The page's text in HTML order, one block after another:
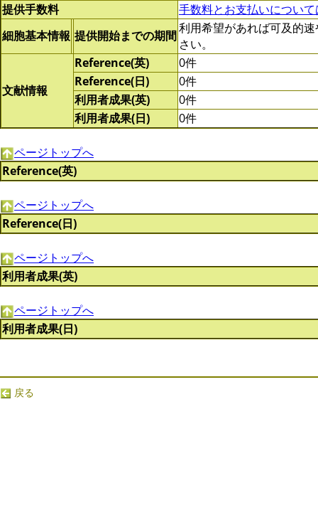
提供手数料
手数料とお支払いについ
細胞基本情報 提供開始までの期間利用希望があれば可及的
さい。
文献情報
Reference(英)
0件
Reference(日)
0件
利用者成果(英)
0件
利用者成果(日)
0件
ページトップへ
Reference(英)
ページトップへ
Reference(日)
ページトップへ
利用者成果(英)
ページトップへ
利用者成果(日)
戻る